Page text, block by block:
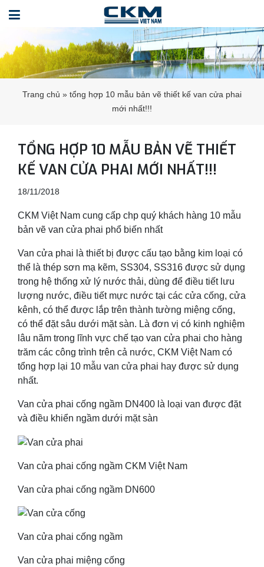
Trang chủ » tổng hợp 10 mẫu bản vẽ thiết kế van cửa phai
mới nhất!!!
TỔNG HỢP 10 MẪU BẢN VẼ THIẾT
KẾ VAN CỬA PHAI MỚI NHẤT!!!
18/11/2018
CKM Việt Nam cung cấp chp quý khách hàng 10 mẫu
bản vẽ van cửa phai phổ biến nhất
Van cửa phai là thiết bị được cấu tạo bằng kim loại có
thể là thép sơn mạ kẽm, SS304, SS316 được sử dụng
trong hệ thống xử lý nước thải, dùng để điều tiết lưu
lượng nước, điều tiết mực nước tại các cửa cống, cửa
kênh, có thể được lắp trên thành tường miệng cống,
có thể đặt sâu dưới mặt sàn. Là đơn vị có kinh nghiệm
lâu năm trong lĩnh vực chế tạo van cửa phai cho hàng
trăm các công trình trên cả nước, CKM Việt Nam có
tổng hợp lại 10 mẫu van cửa phai hay được sử dụng
nhất.
Van cửa phai cống ngầm DN400 là loại van được đặt
và điều khiển ngầm dưới mặt sàn
Van cửa phai cống ngầm CKM Việt Nam
Van cửa phai cống ngầm DN600
Van cửa phai cống ngầm
Van cửa phai miệng cống